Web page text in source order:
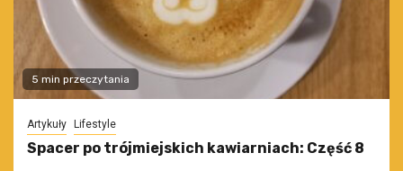
5 min przeczytania
Artykuły Lifestyle
Spacer po trójmiejskich kawiarniach: Część 8